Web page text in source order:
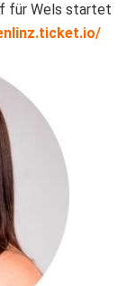
für Wels startet